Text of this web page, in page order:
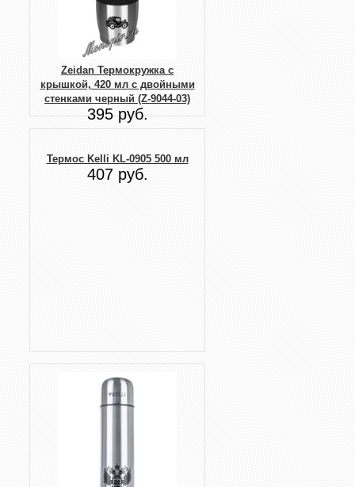
Zeidan Термокружка с
крышкой, 420 мл с двойными
стенками черный (Z-9044-03)
395 руб.
Термос Kelli KL-0905 500 мл
407 руб.